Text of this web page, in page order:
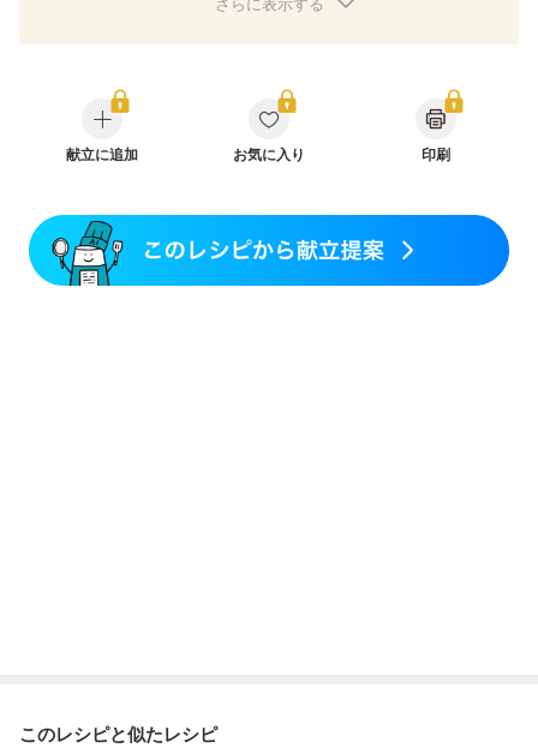
消化性潰瘍（胃・十二指腸潰瘍）
逆流性食道炎
糖尿病性腎症（第３期）
CKD（ステージ１）
CKD（ステージ２）
CKD（ステージ３a）
CKD（ステージ３b）
乳がん（抗がん剤治療中）
胃がん治療を終えた方・経過観察中の方
大腸がん治療を終えた方・経過観察中の方
大腸がん（放射線治療中）
献立に追加 お気に入り 印刷
このレシピと似たレシピ